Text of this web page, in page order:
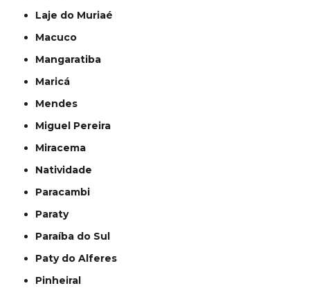
Laje do Muriaé
Macuco
Mangaratiba
Maricá
Mendes
Miguel Pereira
Miracema
Natividade
Paracambi
Paraty
Paraíba do Sul
Paty do Alferes
Pinheiral